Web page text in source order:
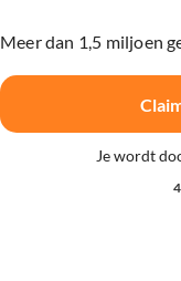
Meer dan 1,5 miljoen
Je wordt